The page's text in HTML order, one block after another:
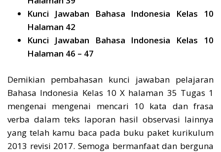
Kunci Jawaban Bahasa Indonesia Kelas 10
Halaman 42
Kunci Jawaban Bahasa Indonesia Kelas 10
Halaman 46 – 47
Demikian pembahasan kunci jawaban pelajaran
Bahasa Indonesia Kelas 10 X halaman 35 Tugas 1
mengenai mengenai mencari 10 kata dan frasa
verba dalam teks laporan hasil observasi lainnya
yang telah kamu baca pada buku paket kurikulum
2013 revisi 2017. Semoga bermanfaat dan berguna